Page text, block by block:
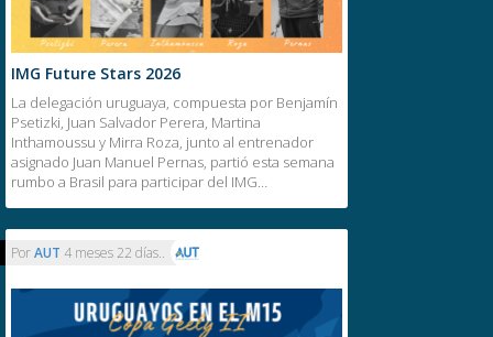
IMG Future Stars 2026
La delegación uruguaya, compuesta por Benjamín
Psetizki, Juan Salvador Perera, Martina
Inthamoussu y Mirra Roza, junto al entrenador
asignado Juan Manuel Pernas, partió esta semana
rumbo a Brasil para participar del IMG…
PorAUT 4 meses 22 días..